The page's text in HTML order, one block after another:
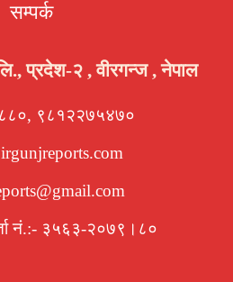
सम्पर्क
प्रदेश-२ , वीरगन्ज , नेपाल
९८१२२७५४७०
नं.:- ३५६३-२०७९।८०